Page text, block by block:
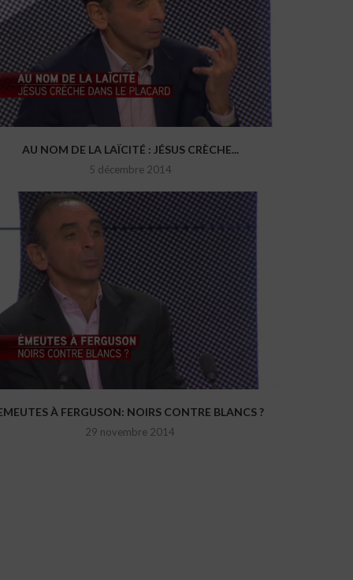
AU NOM DE LA LAÏCITÉ : JÉSUS CRÈCHE...
5 décembre 2014
À FERGUSON: NOIRS CONTRE BLANCS ?
29 novembre 2014